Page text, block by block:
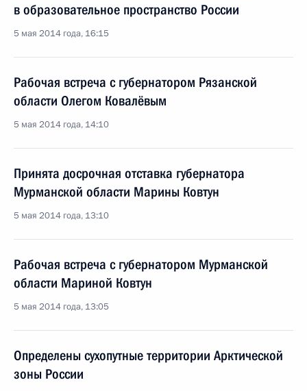
в образовательное пространство России
5 мая 2014 года, 16:15
Рабочая встреча с губернатором Рязанской
области Олегом Ковалёвым
5 мая 2014 года, 14:10
Принята досрочная отставка губернатора
Мурманской области Марины Ковтун
5 мая 2014 года, 13:10
Рабочая встреча с губернатором Мурманской
области Мариной Ковтун
5 мая 2014 года, 13:05
Определены сухопутные территории Арктической
зоны России